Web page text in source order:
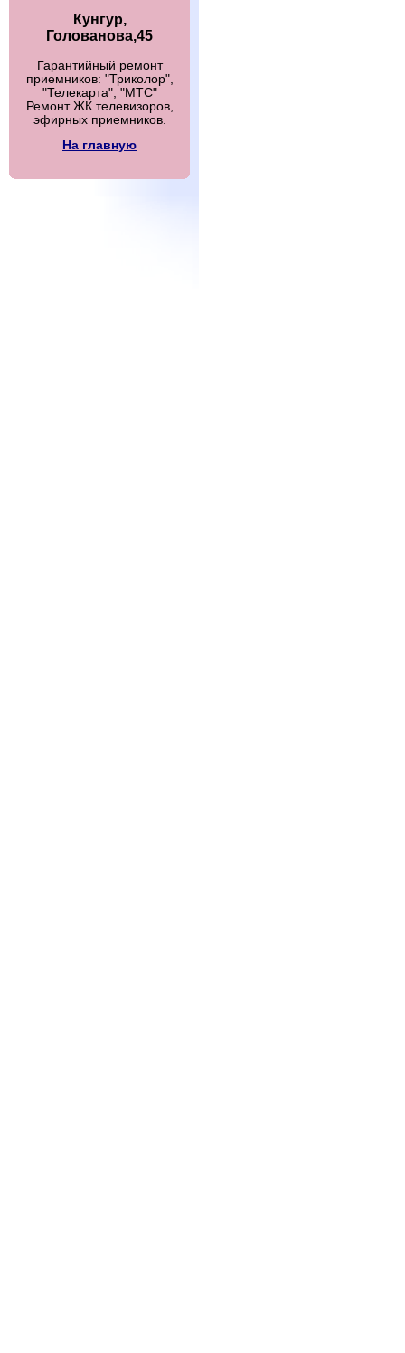
Кунгур,
Голованова,45
Гарантийный ремонт
приемников: "Триколор",
"Телекарта", "МТС"
Ремонт ЖК телевизоров,
эфирных приемников.
На главную